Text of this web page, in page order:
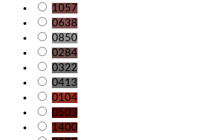
1057
0638
0850
0284
0322
0413
0104
0503
1400